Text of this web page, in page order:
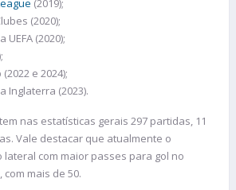
(2019);
(2020);
(2020);
e 2024);
Inglaterra (2023).
nas estatísticas gerais 297 partidas, 11
Vale destacar que atualmente o
lateral com maior passes para gol no
mais de 50.